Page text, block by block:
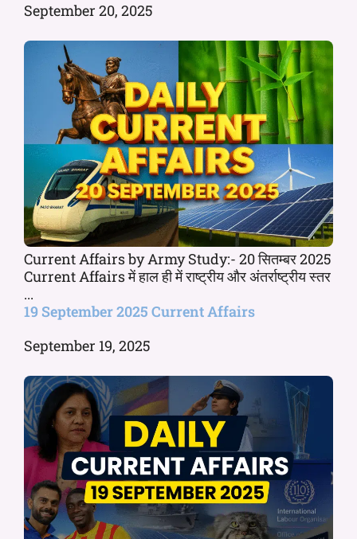
September 20, 2025
Current Affairs by Army Study:- 20 सितम्बर 2025
Current Affairs में हाल ही में राष्ट्रीय और अंतर्राष्ट्रीय स्तर
...
19 September 2025 Current Affairs
September 19, 2025